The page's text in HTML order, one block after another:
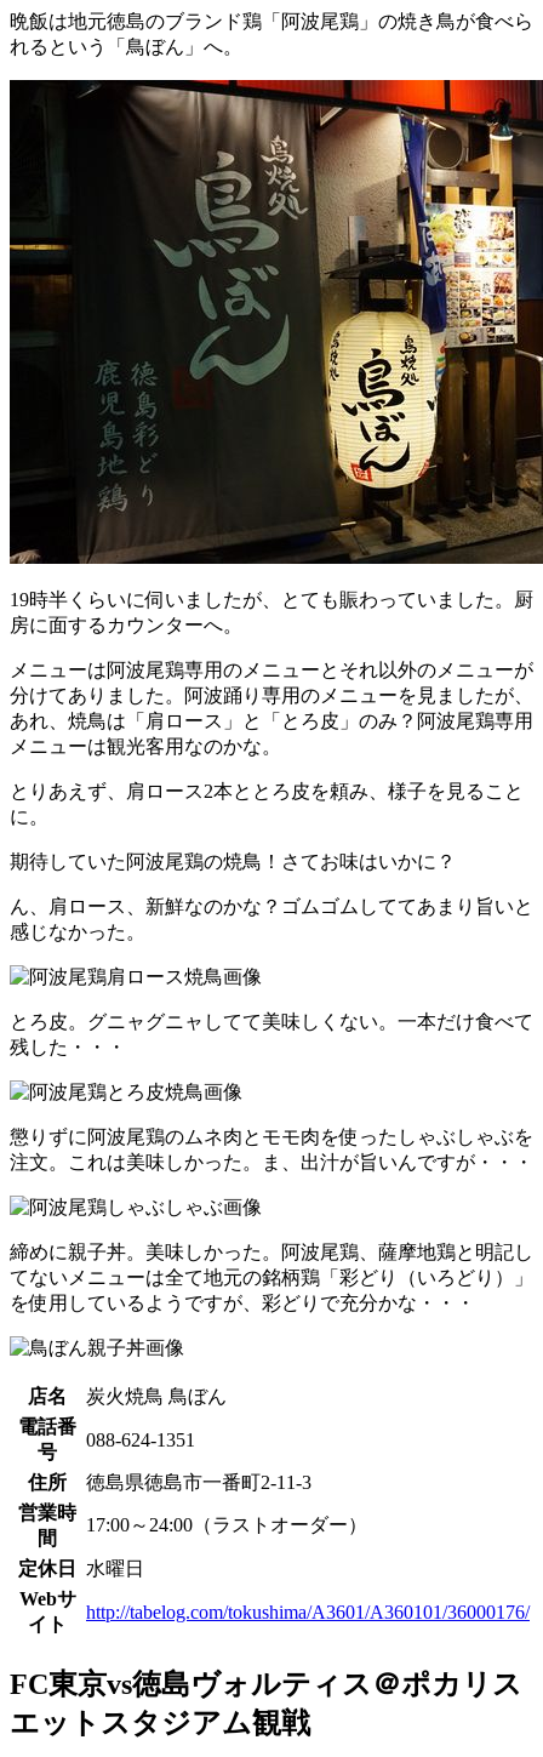
晩飯は地元徳島のブランド鶏「阿波尾鶏」の焼き鳥が食べら
れるという「鳥ぼん」へ。
19時半くらいに伺いましたが、とても賑わっていました。厨
房に面するカウンターへ。
メニューは阿波尾鶏専用のメニューとそれ以外のメニューが
分けてありました。阿波踊り専用のメニューを見ましたが、
あれ、焼鳥は「肩ロース」と「とろ皮」のみ？阿波尾鶏専用
メニューは観光客用なのかな。
とりあえず、肩ロース2本ととろ皮を頼み、様子を見ること
に。
期待していた阿波尾鶏の焼鳥！さてお味はいかに？
ん、肩ロース、新鮮なのかな？ゴムゴムしててあまり旨いと
感じなかった。
とろ皮。グニャグニャしてて美味しくない。一本だけ食べて
残した・・・
懲りずに阿波尾鶏のムネ肉とモモ肉を使ったしゃぶしゃぶを
注文。これは美味しかった。ま、出汁が旨いんですが・・・
締めに親子丼。美味しかった。阿波尾鶏、薩摩地鶏と明記し
てないメニューは全て地元の銘柄鶏「彩どり（いろどり）」
を使用しているようですが、彩どりで充分かな・・・
店名
炭火焼鳥 鳥ぼん
電話番
号
088-624-1351
住所
徳島県徳島市一番町2-11-3
営業時
間
17:00～24:00（ラストオーダー）
定休日
水曜日
Webサ
イト
http://tabelog.com/tokushima/A3601/A360101/36000176/
FC東京vs徳島ヴォルティス＠ポカリス
エットスタジアム観戦